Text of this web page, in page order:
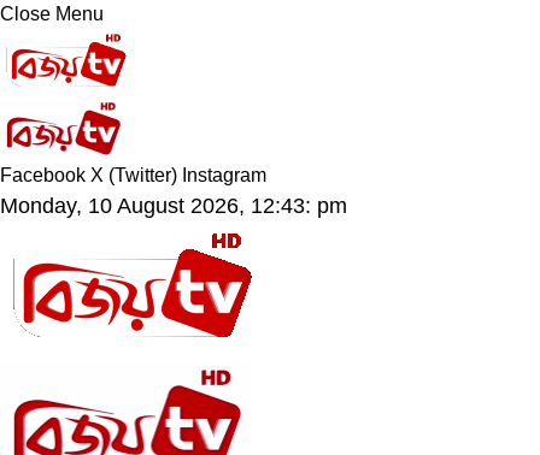
Close Menu
Facebook X (Twitter) Instagram
Monday, 10 August 2026, 12:43: pm